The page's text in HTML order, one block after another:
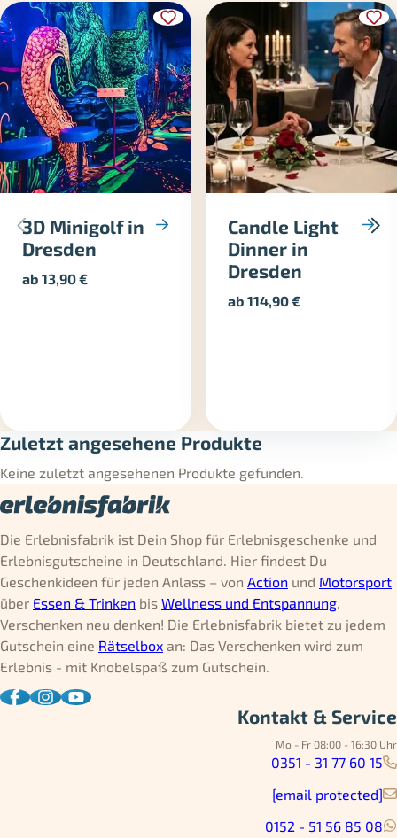
3D Minigolf in
Dresden
ab13,90€
Candle Light
Dinner in
Dresden
ab114,90€
Zuletzt angesehene Produkte
Keine zuletzt angesehenen Produkte gefunden.
Die Erlebnisfabrik ist Dein Shop für Erlebnisgeschenke und
Erlebnisgutscheine in Deutschland. Hier findest Du
Geschenkideen für jeden Anlass – von Action und Motorsport
über Essen & Trinken bis Wellness und Entspannung.
Verschenken neu denken! Die Erlebnisfabrik bietet zu jedem
Gutschein eine Rätselbox an: Das Verschenken wird zum
Erlebnis - mit Knobelspaß zum Gutschein.
Kontakt & Service
Mo - Fr 08:00 - 16:30 Uhr
0351 - 31 77 60 15
[email protected]
0152 - 51 56 85 08